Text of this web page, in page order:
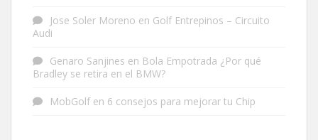
Jose Soler Moreno en Golf Entrepinos – Circuito
Audi
Genaro Sanjines en Bola Empotrada ¿Por qué
Bradley se retira en el BMW?
MobGolfen 6 consejos para mejorar tu Chip